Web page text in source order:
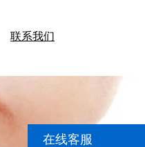
联系我们
在线客服